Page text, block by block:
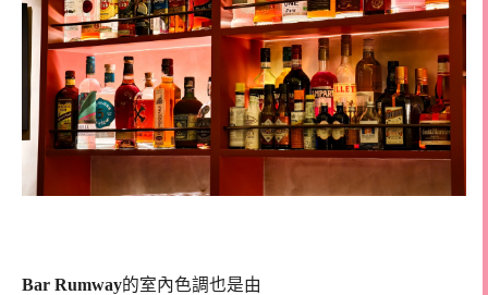
Bar Rumway的室內色調也是由